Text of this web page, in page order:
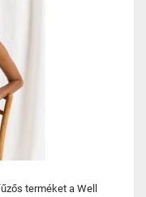
terméket a Well